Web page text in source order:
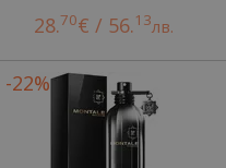
28.70€ / 56.13лв.
-22%